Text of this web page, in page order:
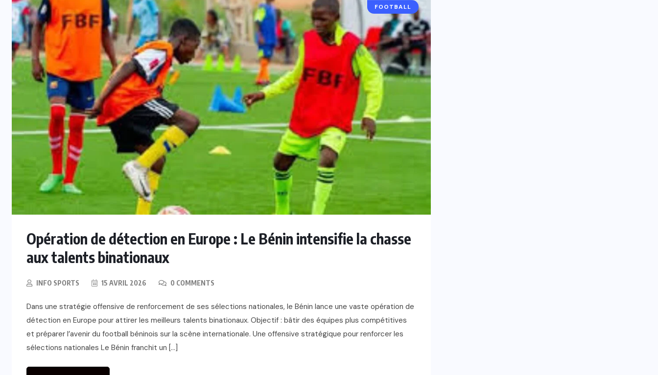
FOOTBALL
Opération de détection en Europe : Le Bénin intensifie la chasse
aux talents binationaux
INFO SPORTS 15 AVRIL 2026 0 COMMENTS
Dans une stratégie offensive de renforcement de ses sélections nationales, le Bénin lance une vaste opération de
détection en Europe pour attirer les meilleurs talents binationaux. Objectif : bâtir des équipes plus compétitives
et préparer l’avenir du football béninois sur la scène internationale. Une offensive stratégique pour renforcer les
sélections nationales Le Bénin franchit un […]